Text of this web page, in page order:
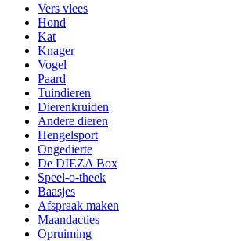
Vers vlees
Hond
Kat
Knager
Vogel
Paard
Tuindieren
Dierenkruiden
Andere dieren
Hengelsport
Ongedierte
De DIEZA Box
Speel-o-theek
Baasjes
Afspraak maken
Maandacties
Opruiming